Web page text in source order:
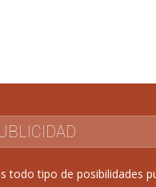
todo tipo de posibilidades